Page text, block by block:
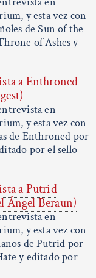
y esta vez con
de Sun of the
of Ashes y
a Enthroned
en
y esta vez con
de Enthroned por
por el sello
a Putrid
Ángel Beraun)
en
y esta vez con
de Putrid por
y editado por